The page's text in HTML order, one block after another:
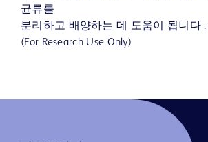
균류를
분리하고 배양하는 데 도움이 됩니다 .
(For Research Use Only)